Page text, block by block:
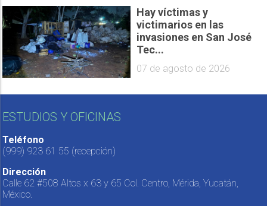
Hay víctimas y
victimarios en las
invasiones en San José
Tec...
07 de agosto de 2026
ESTUDIOS Y OFICINAS
Teléfono
(999) 923 61 55 (recepción)
Dirección
Calle 62 #508 Altos x 63 y 65 Col. Centro, Mérida, Yucatán,
México.